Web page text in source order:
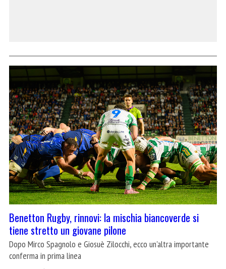
Benetton Rugby, rinnovi: la mischia biancoverde si
tiene stretto un giovane pilone
Dopo Mirco Spagnolo e Giosuè Zilocchi, ecco un'altra importante
conferma in prima linea